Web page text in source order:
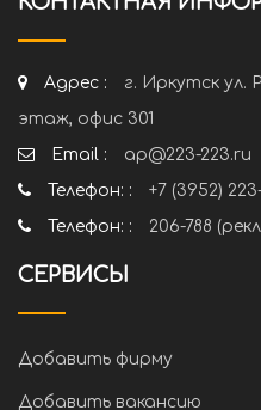
Адрес :
г. Иркутск ул.
этаж, офис 301
Email :
ap@223-223.ru
Телефон: :
+7 (3952)
Телефон: :
206-788
СЕРВИСЫ
Добавить фирму
Добавить вакансию